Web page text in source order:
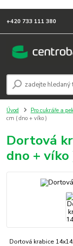
+420 733 111 380
Úvod Pro cukráře a
cm ( dno + víko )
Dortová
dno + víko
Dortová krabice